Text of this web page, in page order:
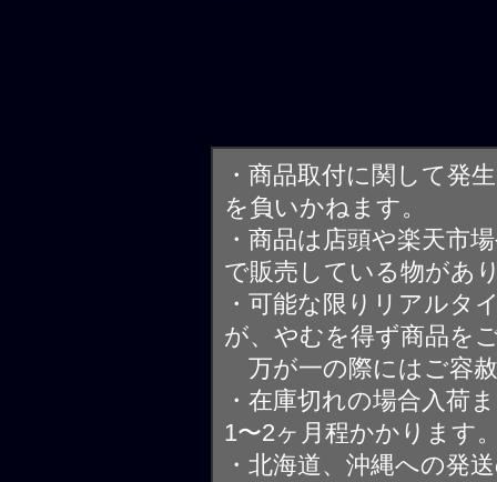
・商品取付に関して発
を負いかねます。
・商品は店頭や楽天市
で販売している物があ
・可能な限りリアルタ
が、やむを得ず商品を
万が一の際にはご容
・在庫切れの場合入荷
1〜2ヶ月程かかります
・北海道、沖縄への発